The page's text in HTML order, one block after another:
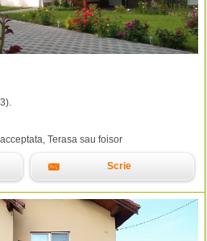
3).
Terasa sau foisor
Scrie